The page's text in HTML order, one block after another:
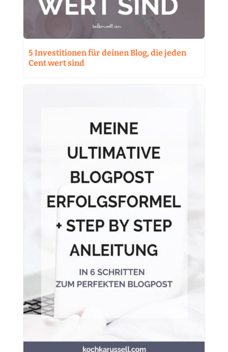
5 Investitionen für deinen Blog, die jeden
Cent wert sind